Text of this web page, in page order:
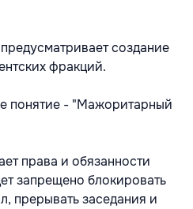
создание
фракций.
понятие - "Мажоритарный
права и обязанности
запрещено блокировать
прерывать заседания и